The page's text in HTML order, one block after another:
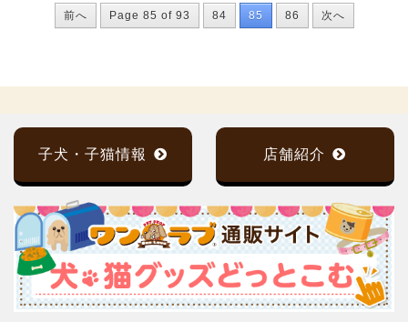
前へ Page 85 of 93 84 85 86 次へ
子犬・子猫情報 店舗紹介